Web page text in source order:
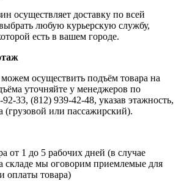
осуществляет доставку по всей
любую курьерскую службу,
есть в вашем городе.
осуществить подъём товара на
уточняйте у менеджеров по
33, (812) 939-42-48, указав этажность,
(грузовой или пассажирский).
от 1 до 5 рабочих дней (в случае
складе мы оговорим приемлемые для
оплаты товара)